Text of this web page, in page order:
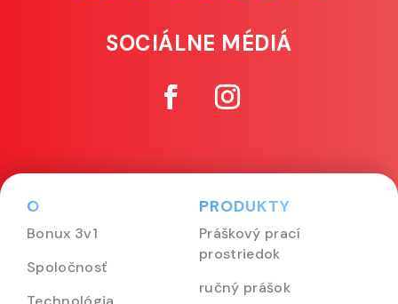
SOCIÁLNE MÉDIÁ
O
Bonux 3v1
Spoločnosť
PRODUKTY
Práškový prací
prostriedok
ručný prášok